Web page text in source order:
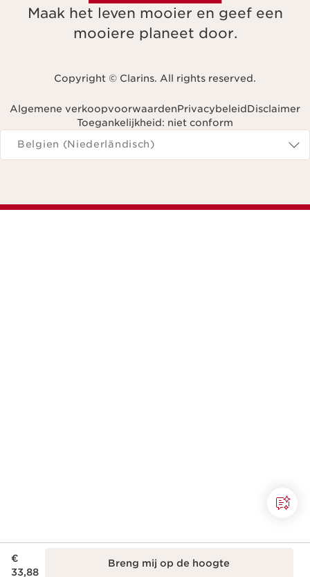
€
33,88
Breng mij op de hoogte
Maak het leven mooier en geef een
mooiere planeet door.
Copyright © Clarins. All rights reserved.
Algemene verkoopvoorwaardenPrivacybeleidDisclaimer
Toegankelijkheid: niet conform
Navigeren naar
Belgien (Niederländisch)